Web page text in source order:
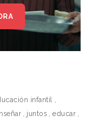
infantil ,
, juntos , educar ,